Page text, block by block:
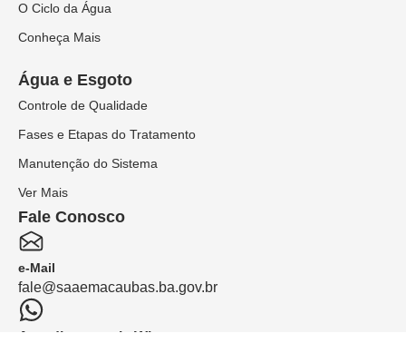
O Ciclo da Água
Conheça Mais
Água e Esgoto
Controle de Qualidade
Fases e Etapas do Tratamento
Manutenção do Sistema
Ver Mais
Fale Conosco
e-Mail
fale@saaemacaubas.ba.gov.br
Atendimento via Whatsapp